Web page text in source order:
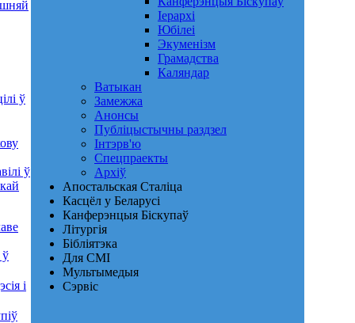
ў
ў
ў
і
Іерархі
Юбілеі
Экуменізм
Грамадства
Каляндар
Ватыкан
Замежжа
Анонсы
Публіцыстычны раздзел
Інтэрв'ю
Спецпраекты
Архіў
Апостальская Сталіца
Касцёл у Беларусі
Канферэнцыя Біскупаў
Літургія
Бібліятэка
Для СМІ
Мультымедыя
Сэрвіс